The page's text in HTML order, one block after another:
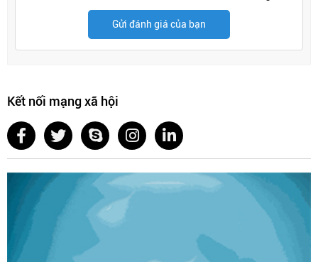
Gửi đánh giá của bạn
Kết nối mạng xã hội